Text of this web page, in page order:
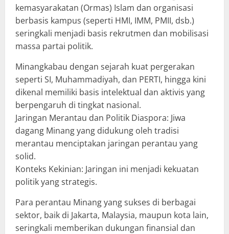
kemasyarakatan (Ormas) Islam dan organisasi
berbasis kampus (seperti HMI, IMM, PMII, dsb.)
seringkali menjadi basis rekrutmen dan mobilisasi
massa partai politik.
Minangkabau dengan sejarah kuat pergerakan
seperti SI, Muhammadiyah, dan PERTI, hingga kini
dikenal memiliki basis intelektual dan aktivis yang
berpengaruh di tingkat nasional.
​Jaringan Merantau dan Politik Diaspora: Jiwa
dagang Minang yang didukung oleh tradisi
merantau menciptakan jaringan perantau yang
solid.
​Konteks Kekinian: Jaringan ini menjadi kekuatan
politik yang strategis.
Para perantau Minang yang sukses di berbagai
sektor, baik di Jakarta, Malaysia, maupun kota lain,
seringkali memberikan dukungan finansial dan